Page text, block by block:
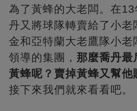
為了黃蜂的大老闆。在
丹又將球隊轉賣給了小老
金和亞特蘭大老鷹隊小老
領導的集團， 那麼喬丹最
黃蜂呢？賣掉黃蜂又幫他
接下來我們就來看看吧。